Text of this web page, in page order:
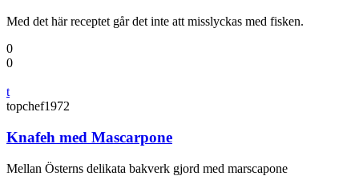
Med det här receptet går det inte att misslyckas med fisken.
0
0
t
topchef1972
Knafeh med Mascarpone
Mellan Österns delikata bakverk gjord med marscapone